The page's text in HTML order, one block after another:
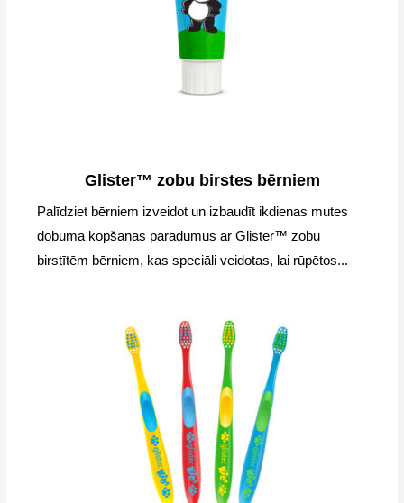
Glister™ zobu birstes bērniem
Palīdziet bērniem izveidot un izbaudīt ikdienas mutes
dobuma kopšanas paradumus ar Glister™ zobu
birstītēm bērniem, kas speciāli veidotas, lai rūpētos...